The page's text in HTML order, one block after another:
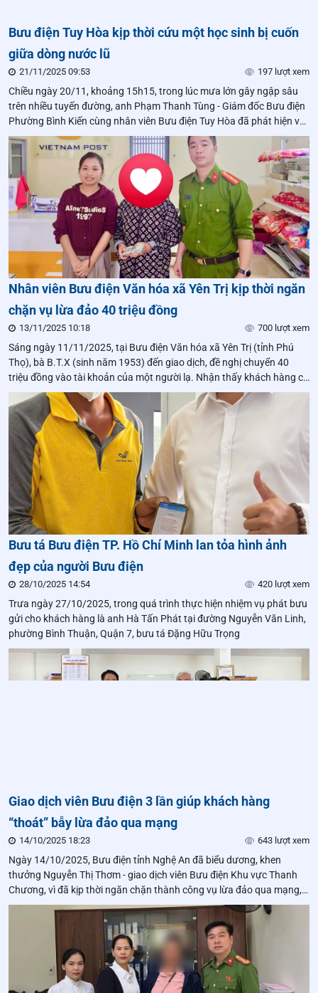
Bưu điện Tuy Hòa kịp thời cứu một học sinh bị cuốn
giữa dòng nước lũ
21/11/2025 09:53 197 lượt xem
Chiều ngày 20/11, khoảng 15h15, trong lúc mưa lớn gây ngập sâu
trên nhiều tuyến đường, anh Phạm Thanh Tùng - Giám đốc Bưu điện
Phường Bình Kiến cùng nhân viên Bưu điện Tuy Hòa đã phát hiện và
kịp thời cứu một em học sinh bị mắc kẹt giữa dòng nước lũ ngay
trước cửa Bưu điện.
Nhân viên Bưu điện Văn hóa xã Yên Trị kịp thời ngăn
chặn vụ lừa đảo 40 triệu đồng
13/11/2025 10:18 700 lượt xem
Sáng ngày 11/11/2025, tại Bưu điện Văn hóa xã Yên Trị (tỉnh Phú
Thọ), bà B.T.X (sinh năm 1953) đến giao dịch, đề nghị chuyển 40
triệu đồng vào tài khoản của một người lạ. Nhận thấy khách hàng có
biểu hiện lo lắng, bồn chồn, chị Bùi Thị Thùy – nhân viên Bưu điện
Văn hóa xã nghi ngờ có dấu hiệu lừa đảo chiếm đoạt tài sản qua
không gian mạng.
Bưu tá Bưu điện TP. Hồ Chí Minh lan tỏa hình ảnh
đẹp của người Bưu điện
28/10/2025 14:54 420 lượt xem
Trưa ngày 27/10/2025, trong quá trình thực hiện nhiệm vụ phát bưu
gửi cho khách hàng là anh Hà Tấn Phát tại đường Nguyễn Văn Linh,
phường Bình Thuận, Quận 7, bưu tá Đặng Hữu Trọng
Giao dịch viên Bưu điện 3 lần giúp khách hàng
“thoát” bẫy lừa đảo qua mạng
14/10/2025 18:23 643 lượt xem
Ngày 14/10/2025, Bưu điện tỉnh Nghệ An đã biểu dương, khen
thưởng Nguyễn Thị Thơm - giao dịch viên Bưu điện Khu vực Thanh
Chương, vì đã kịp thời ngăn chặn thành công vụ lừa đảo qua mạng,
giúp bảo vệ an toàn 100 triệu đồng tiền tiết kiệm của khách hàng.